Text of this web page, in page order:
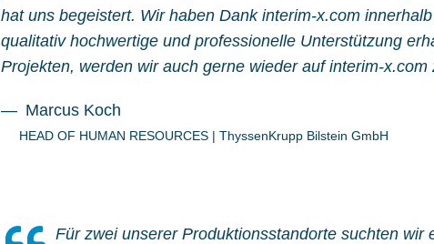
hat uns begeistert. Wir haben Dank interim-x.com
qualitativ hochwertige und professionelle Unterstützung
Projekten, werden wir auch gerne wieder auf interim-x.com
Marcus Koch
HEAD OF HUMAN RESOURCES |ThyssenKrupp Bilstein GmbH
Für zwei unserer Produktionsstandorte suchten wir